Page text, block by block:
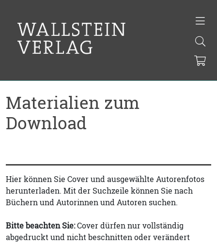
Materialien zum
Download
Hier können Sie Cover und ausgewählte Autorenfotos
herunterladen. Mit der Suchzeile können Sie nach
Büchern und Autorinnen und Autoren suchen.
Bitte beachten Sie:Cover dürfen nur vollständig
abgedruckt und nicht beschnitten oder verändert